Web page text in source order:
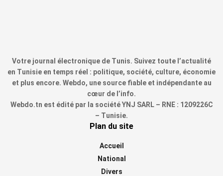
Votre journal électronique de Tunis. Suivez toute l’actualité
en Tunisie en temps réel : politique, société, culture, économie
et plus encore. Webdo, une source fiable et indépendante au
cœur de l’info.
Webdo.tn est édité par la société YNJ SARL – RNE : 1209226C
– Tunisie.
Plan du site
Accueil
National
Divers